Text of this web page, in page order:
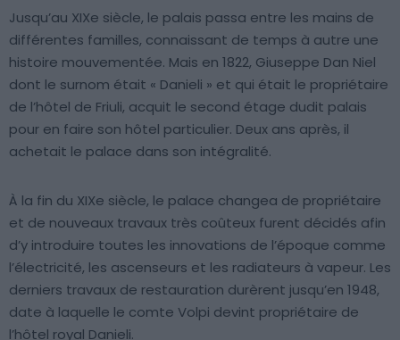
Jusqu’au XIXe siècle, le palais passa entre les mains de
différentes familles, connaissant de temps à autre une
histoire mouvementée. Mais en 1822, Giuseppe Dan Niel
dont le surnom était « Danieli » et qui était le propriétaire
de l’hôtel de Friuli, acquit le second étage dudit palais
pour en faire son hôtel particulier. Deux ans après, il
achetait le palace dans son intégralité.
À la fin du XIXe siècle, le palace changea de propriétaire
et de nouveaux travaux très coûteux furent décidés afin
d’y introduire toutes les innovations de l’époque comme
l’électricité, les ascenseurs et les radiateurs à vapeur. Les
derniers travaux de restauration durèrent jusqu’en 1948,
date à laquelle le comte Volpi devint propriétaire de
l’hôtel royal Danieli.